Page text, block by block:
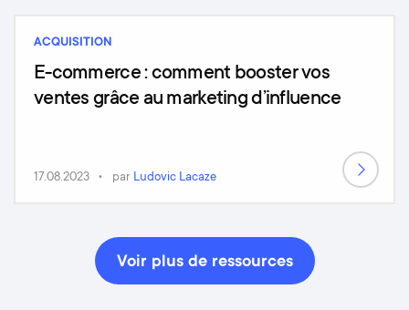
ACQUISITION
E-commerce : comment booster vos
ventes grâce au marketing d’influence
17.08.2023 par Ludovic Lacaze
Voir plus de ressources